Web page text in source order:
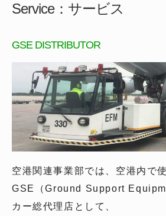
Service：サービス
GSE DISTRIBUTOR
空港関連事業部では、空港内で
GSE（Ground Support
カー総代理店として、